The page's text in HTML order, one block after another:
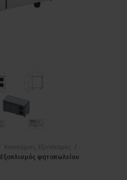
Εξοπλισμός ψητοπωλείου